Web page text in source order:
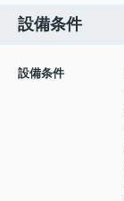
設備条件
設備条件